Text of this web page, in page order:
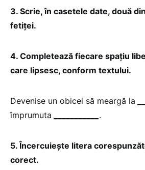
3. Scrie, în casetele date, două
fetiței.
4. Completează fiecare spațiu
care lipsesc, conform textului.
Devenise un obicei să meargă la
împrumuta
.
5. Încercuiește litera
corect.